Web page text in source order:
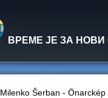
ВРЕМЕ ЈЕ ЗА НОВИ
Milenko Šerban - Önarckép